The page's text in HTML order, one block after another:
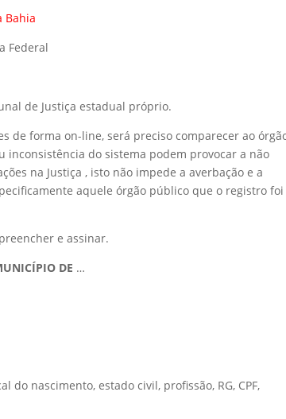
Bahia
Federal
de Justiça estadual próprio.
de forma on-line, será preciso comparecer ao
do sistema podem provocar a não
na Justiça , isto não impede a averbação e a
aquele órgão público que o registro foi
e assinar.
DE …
nascimento, estado civil, profissão, RG, CPF,